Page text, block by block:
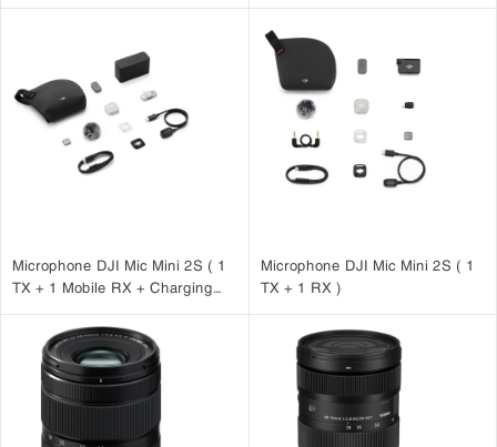
Microphone DJI Mic Mini 2S ( 1
TX + 1 Mobile RX + Charging
Microphone DJI Mic Mini 2S ( 1
TX + 1 RX )